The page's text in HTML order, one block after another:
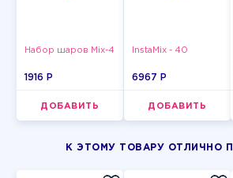
Набор шаров Mix-4
1916 P
ДОБАВИТЬ
InstaMix - 40
6967 P
ДОБАВИТЬ
К ЭТОМУ ТОВАРУ ОТЛИЧНО